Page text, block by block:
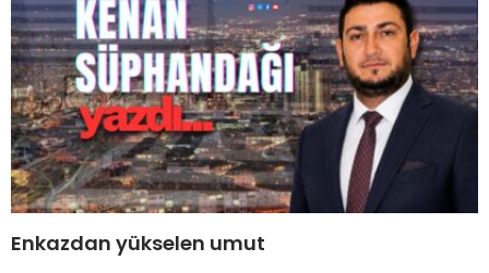
Enkazdan yükselen umut